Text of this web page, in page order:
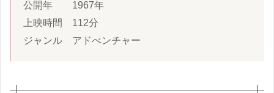
公開年　　1967年
上映時間　112分
ジャンル　アドべンチャー